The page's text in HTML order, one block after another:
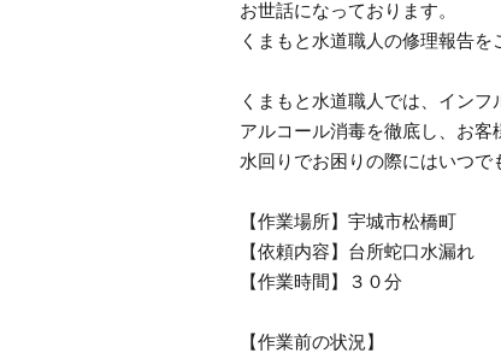
お世話になっております。
くまもと水道職人の修理報告を
くまもと水道職人では、イン
アルコール消毒を徹底し、お客
水回りでお困りの際にはいつで
【作業場所】宇城市松橋町
【依頼内容】台所蛇口水漏れ
【作業時間】３０分
【作業前の状況】